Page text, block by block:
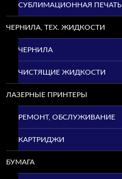
СУБЛИМАЦИОННАЯ ПЕЧАТЬ
ЧЕРНИЛА, ТЕХ. ЖИДКОСТИ
ЧЕРНИЛА
ЧИСТЯЩИЕ ЖИДКОСТИ
ЛАЗЕРНЫЕ ПРИНТЕРЫ
РЕМОНТ, ОБСЛУЖИВАНИЕ
КАРТРИДЖИ
БУМАГА